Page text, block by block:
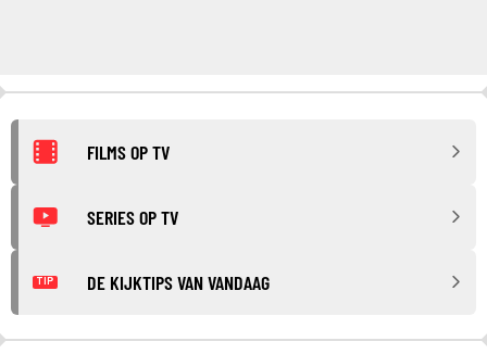
FILMS OP TV
SERIES OP TV
TIP DE KIJKTIPS VAN VANDAAG